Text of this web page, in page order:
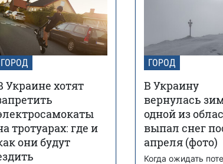
ГОРОД
Украине хотят
тротуарах: где и
они будут
ГОРОД
В Украину
вернулась
одной из
выпал снег
апреля (фото)
Когда ожидать